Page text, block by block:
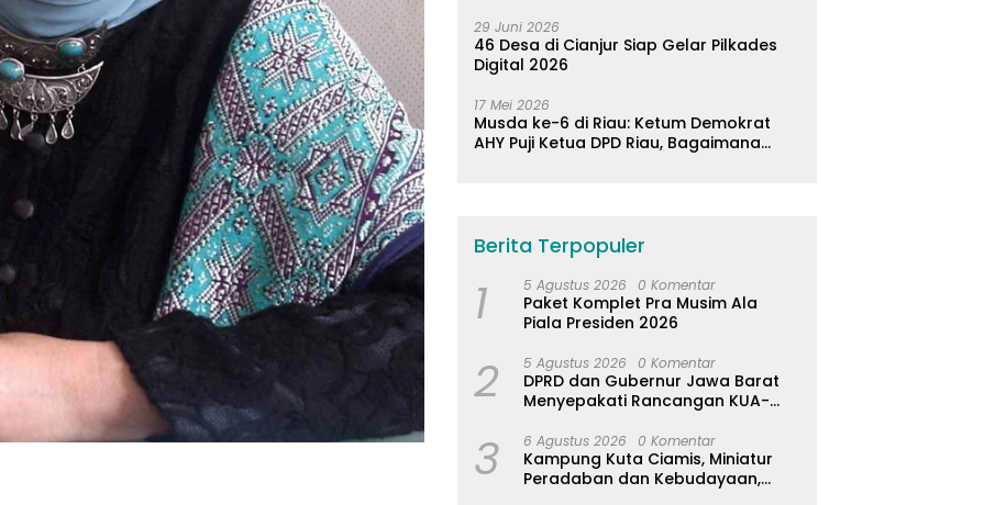
29 Juni 2026
46 Desa di Cianjur Siap Gelar Pilkades
Digital 2026
17 Mei 2026
Musda ke-6 di Riau: Ketum Demokrat
AHY Puji Ketua DPD Riau, Bagaimana
Berita Terpopuler
1 5 Agustus 2026 0 Komentar
Paket Komplet Pra Musim Ala
Piala Presiden 2026
2 5 Agustus 2026 0 Komentar
DPRD dan Gubernur Jawa Barat
Menyepakati Rancangan KUA-
3 6 Agustus 2026 0 Komentar
Kampung Kuta Ciamis, Miniatur
Peradaban dan Kebudayaan,